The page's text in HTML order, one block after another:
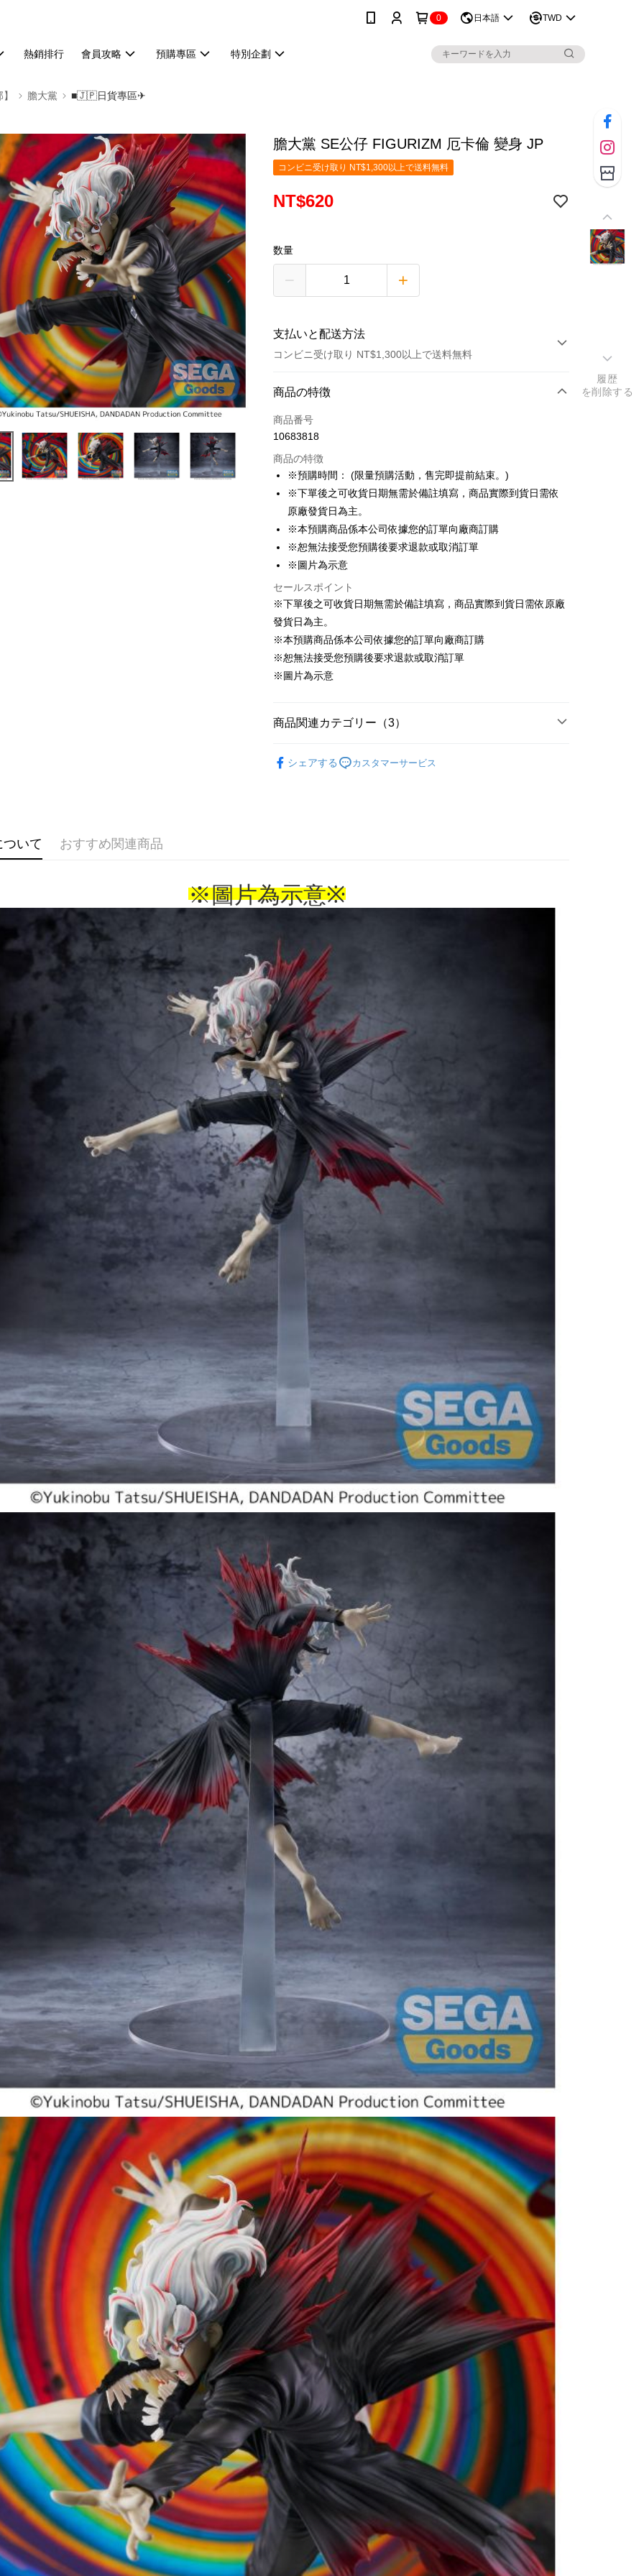
0 日本語 TWD
熱銷排行 會員攻略 預購專區 特別企劃
膽大黨 ■🇯🇵日貨專區✈
膽大黨 SE公仔 FIGURIZM 厄卡倫 變身 JP
コンビニ受け取り NT$1,300以上で送料無料
NT$620
数量
支払いと配送方法
コンビニ受け取り NT$1,300以上で送料無料
お支払い方法
クレジットカード1回払い
コンビニ店頭代金引換
LINE Pay
Apple Pay
Easy Wallet
Google Pay
代金引換
配送方法
全家取貨付款
付款後全家取貨
(不開放使用，請勿選取）
宅配-木棉花樂園專用
宅配-離島(澎湖/金門/馬祖)-木棉花樂園專用
配送毎にNT$220
黑貓宅配-貨到付款
配送毎にNT$150
商品の特徴
商品番号
10683818
商品の特徴
※預購時間： (限量預購活動，售完即提前結束。)
※下單後之可收貨日期無需於備註填寫，商品實際到貨日需依
原廠發貨日為主。
※本預購商品係本公司依據您的訂單向廠商訂購
※恕無法接受您預購後要求退款或取消訂單
※圖片為示意
セールスポイント
※下單後之可收貨日期無需於備註填寫，商品實際到貨日需依原廠
發貨日為主。
※本預購商品係本公司依據您的訂單向廠商訂購
※恕無法接受您預購後要求退款或取消訂單
※圖片為示意
商品関連カテゴリー（3）
■🇯🇵日貨專區✈
シェアする カスタマーサービス
いて おすすめ関連商品
※圖片為示意※
履歴
を削除する